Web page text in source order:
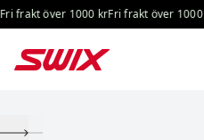
Hoppa till innehåll
frakt över 1000 krFri frakt över 1000